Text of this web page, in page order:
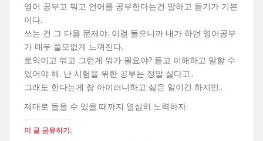
영어 공부고 뭐고 언어를 공부한다는건 말하고 듣기가 기본
이다.
쓰는 건 그 다음 문제야. 이걸 들으니까 내가 하던 영어공부
가 매우 쓸모없게 느껴진다.
토익이고 뭐고 그런게 뭐가 필요야? 듣고 이해하고 말할 수
있어야 해. 난 시험을 위한 공부는 정말 싫다고..
그래도 한다는게 참 아이러니하고 싫은 일이긴 하지만..
제대로 들을 수 있을 때까지 열심히 노력하자.
이 글 공유하기: